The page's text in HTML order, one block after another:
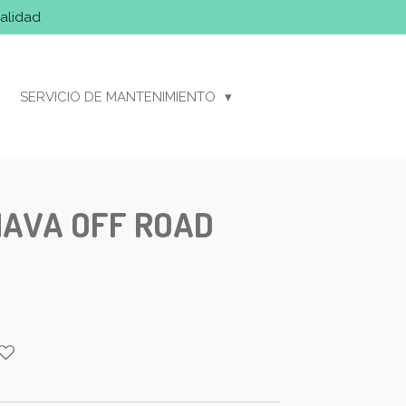
SERVICIO DE MANTENIMIENTO
OFF ROAD